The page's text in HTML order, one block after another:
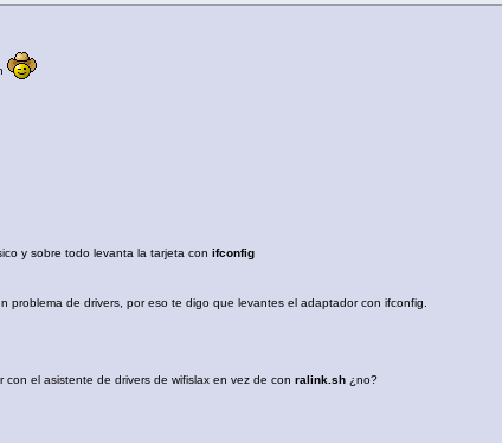
y sobre todo levanta la tarjeta conifconfig
problema de drivers, por eso te digo que levantes el adaptador con ifconfig.
el asistente de drivers de wifislax en vez de conralink.sh ¿no?